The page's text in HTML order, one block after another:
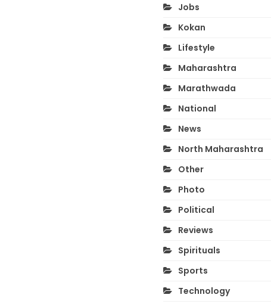
Jobs
Kokan
Lifestyle
Maharashtra
Marathwada
National
News
North Maharashtra
Other
Photo
Political
Reviews
Spirituals
Sports
Technology